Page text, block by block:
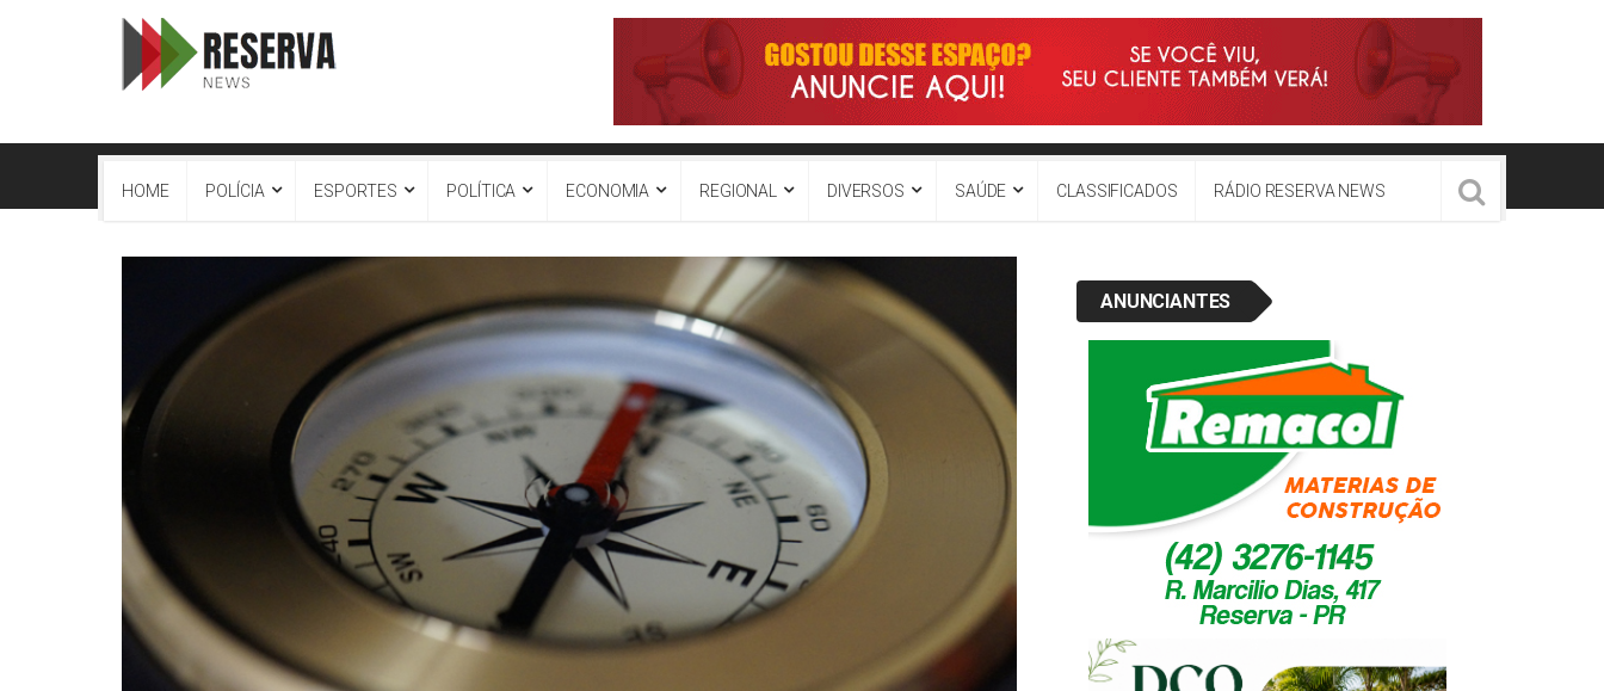
HOME POLÍCIA ESPORTES POLÍTICA ECONOMIA REGIONAL DIVERSOS SAÚDE CLASSIFICADOS RÁDIO RESERVA NEWS
ANUNCIANTES